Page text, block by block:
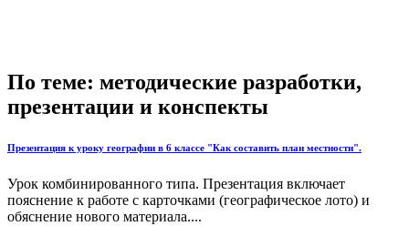
По теме: методические разработки,
презентации и конспекты
Презентация к уроку географии в 6 классе "Как составить план местности".
Урок комбинированного типа. Презентация включает
пояснение к работе с карточками (географическое лото) и
обяснение нового материала....